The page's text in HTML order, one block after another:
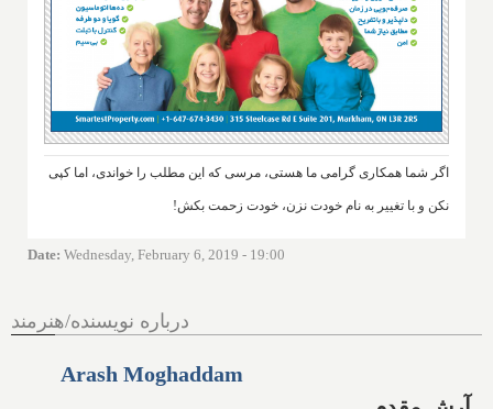
اگر شما همکاری گرامی ما هستی، مرسی که این مطلب را خواندی، اما کپی
نکن و با تغییر به نام خودت نزن، خودت زحمت بکش!
Date: Wednesday, February 6, 2019 - 19:00
درباره نویسنده/هنرمند
Arash Moghaddam